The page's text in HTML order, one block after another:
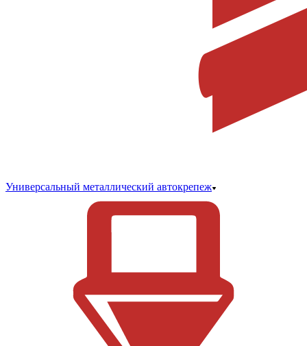
Универсальный металлический автокрепеж